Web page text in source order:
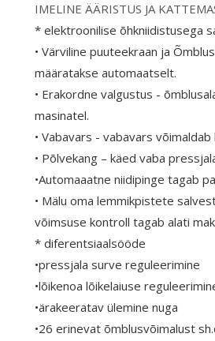
IMELINE ÄÄRISTUS JA
* elektroonilise õhkniidistusega
• Värviline puuteekraan ja
määratakse automaatselt.
• Erakordne valgustus -
masinatel.
• Vabavars - vabavars
• Põlvekang – käed vaba
•Automaaatne niidipinge tagab
• Mälu oma lemmikpistete
võimsuse kontroll tagab alati
* diferentsiaalsööde
•pressjala surve reguleerimine
•lõikenoa lõikelaiuse
•ärakeeratav ülemine nuga
•26 erinevat õmblusvõimalust